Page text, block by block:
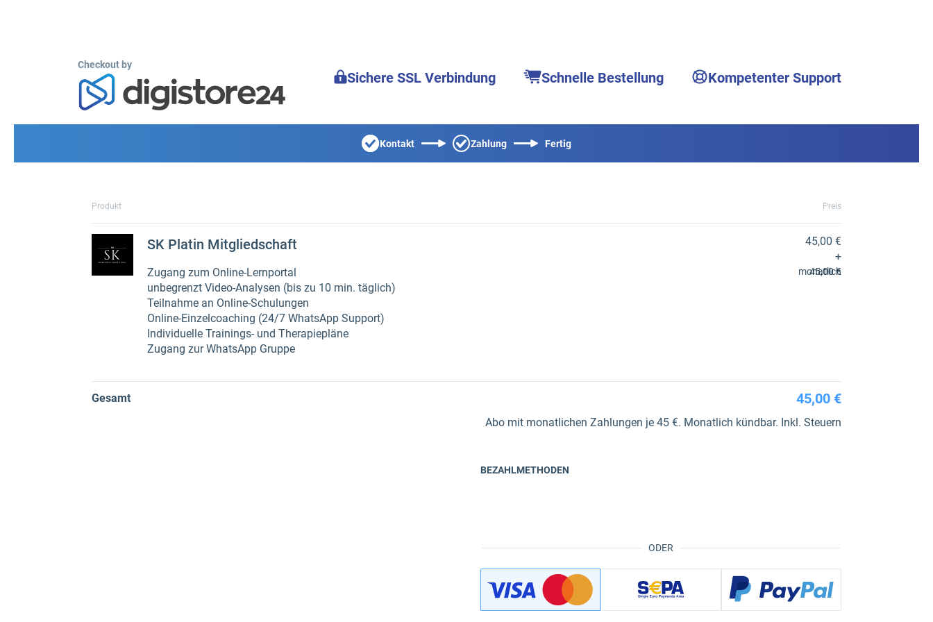
Checkout by
Sichere SSL Verbindung Schnelle Bestellung Kompetenter Support
Kontakt Zahlung Fertig
Produkt Preis
SK Platin Mitgliedschaft
Zugang zum Online-Lernportal
unbegrenzt Video-Analysen (bis zu 10 min. täglich)
Teilnahme an Online-Schulungen
Online-Einzelcoaching (24/7 WhatsApp Support)
Individuelle Trainings- und Therapiepläne
Zugang zur WhatsApp Gruppe
45,00 €
+
45,00 €
monatlich
Gesamt 45,00 €
Abo mit monatlichen Zahlungen je 45 €. Monatlich kündbar. Inkl. Steuern
ODER
BEZAHLMETHODEN